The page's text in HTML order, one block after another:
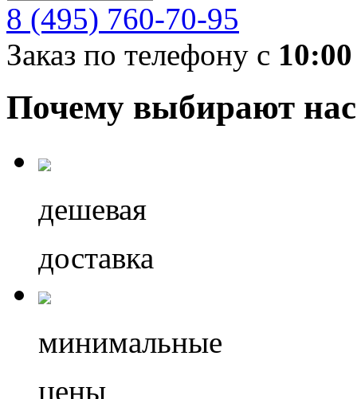
8 (495) 760-70-95
Заказ по телефону с 10:00
Почему выбирают нас
дешевая
доставка
минимальные
цены